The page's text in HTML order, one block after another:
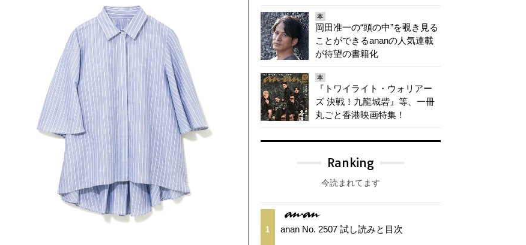
本
岡田准一の“頭の中”を覗き見る
ことができるananの人気連載
が待望の書籍化
本
『トワイライト・ウォリアー
ズ 決戦！九龍城砦』等、一冊
丸ごと香港映画特集！
Ranking
今読まれてます
1 anan No. 2507 試し読みと目次